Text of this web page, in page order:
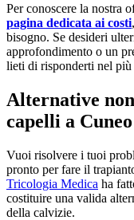
Per conoscere la nostra
pagina dedicata ai costi
bisogno. Se desideri
approfondimento o un
lieti di risponderti nel più
Alternative
capelli a Cuneo
Vuoi risolvere i tuoi
pronto per fare il
Tricologia Medica ha
costituire una valida
della calvizie.